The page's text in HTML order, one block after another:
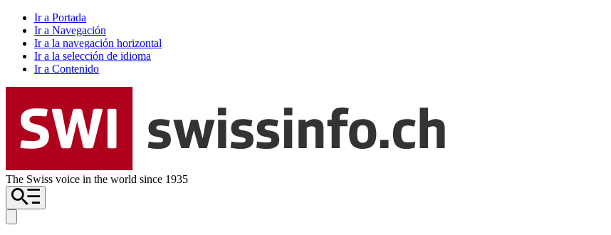
Ir a Portada
Ir a Navegación
Ir a la navegación horizontal
Ir a la selección de idioma
Ir a Contenido
The Swiss voice in the world since 1935